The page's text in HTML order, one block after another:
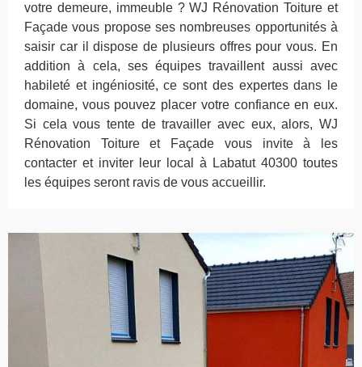
votre demeure, immeuble ? WJ Rénovation Toiture et
Façade vous propose ses nombreuses opportunités à
saisir car il dispose de plusieurs offres pour vous. En
addition à cela, ses équipes travaillent aussi avec
habileté et ingéniosité, ce sont des expertes dans le
domaine, vous pouvez placer votre confiance en eux.
Si cela vous tente de travailler avec eux, alors, WJ
Rénovation Toiture et Façade vous invite à les
contacter et inviter leur local à Labatut 40300 toutes
les équipes seront ravis de vous accueillir.